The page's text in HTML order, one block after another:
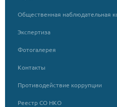
Общественная наблюдательная
Экспертиза
Фотогалерея
Контакты
Противодействие коррупции
Реестр СО НКО